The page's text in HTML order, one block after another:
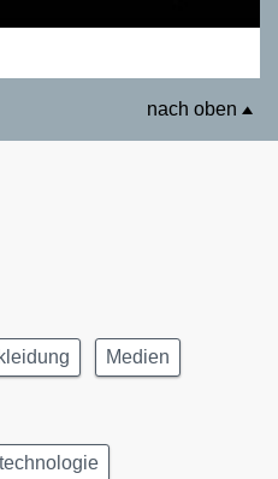
nach oben
Medien